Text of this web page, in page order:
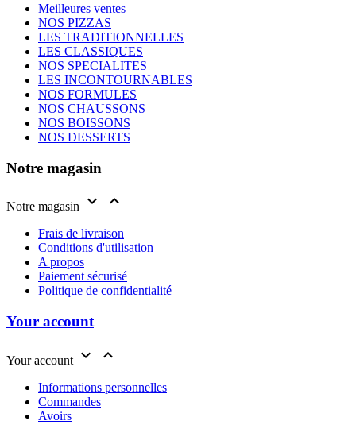
Meilleures ventes
NOS PIZZAS
LES TRADITIONNELLES
LES CLASSIQUES
NOS SPECIALITES
LES INCONTOURNABLES
NOS FORMULES
NOS CHAUSSONS
NOS BOISSONS
NOS DESSERTS
Notre magasin
Notre magasin  
Frais de livraison
Conditions d'utilisation
A propos
Paiement sécurisé
Politique de confidentialité
Your account
Your account  
Informations personnelles
Commandes
Avoirs